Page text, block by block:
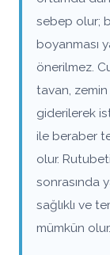
sebep olur;
boyanması
önerilmez.
tavan,
giderilerek
ile beraber
olur.
sonrasında
sağlıklı ve
mümkün olur.